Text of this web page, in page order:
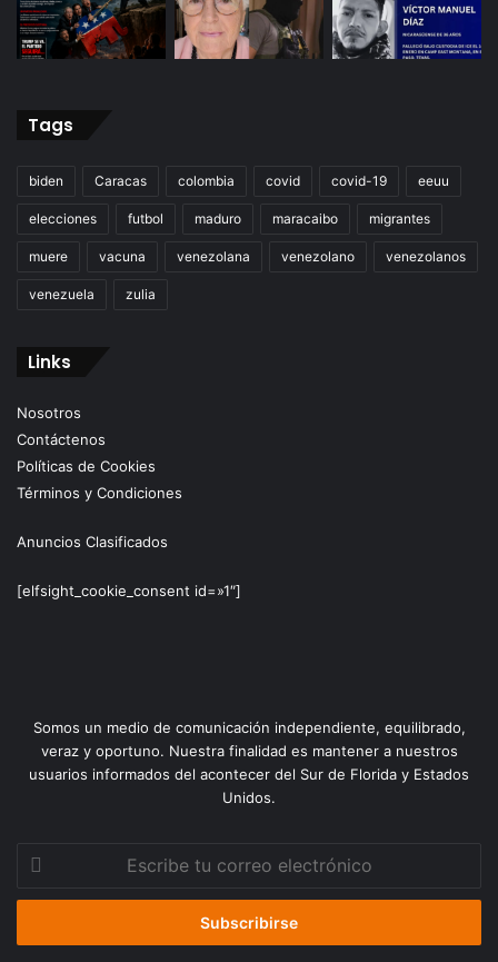
Tags
biden Caracas colombia covid covid-19 eeuu
elecciones futbol maduro maracaibo migrantes
muere vacuna venezolana venezolano venezolanos
venezuela zulia
Links
Nosotros
Contáctenos
Políticas de Cookies
Términos y Condiciones
Anuncios Clasificados
[elfsight_cookie_consent id=»1″]
Somos un medio de comunicación independiente, equilibrado,
veraz y oportuno. Nuestra finalidad es mantener a nuestros
usuarios informados del acontecer del Sur de Florida y Estados
Unidos.
Escribe
correo